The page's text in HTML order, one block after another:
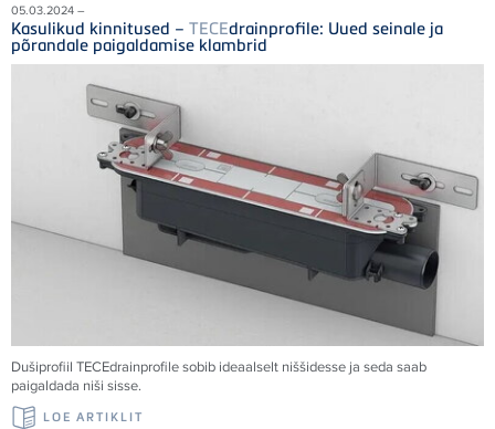
05.03.2024 –
Kasulikud kinnitused – TECEdrainprofile: Uued seinale ja
põrandale paigaldamise klambrid
Dušiprofiil TECEdrainprofile sobib ideaalselt niššidesse ja seda saab
paigaldada niši sisse.
LOE ARTIKLIT